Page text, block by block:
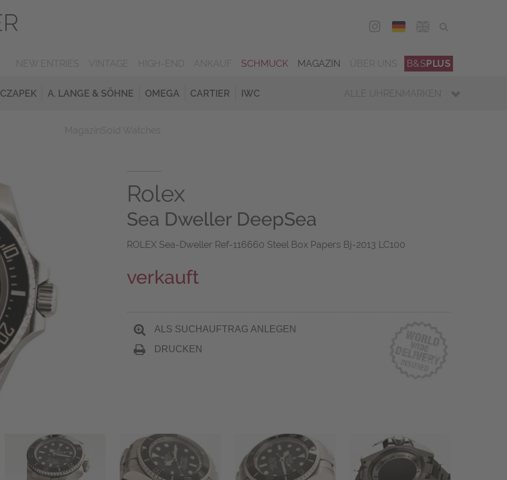
DEU
SCHMUCK MAGAZIN B&SPLUS
CZAPEK A. LANGE & SÖHNE OMEGA CARTIER IWC ALLE UHRENMARKEN
Rolex
Sea Dweller DeepSea
ROLEX Sea-Dweller Ref-116660 Steel Box Papers Bj-2013 LC100
verkauft
ALS SUCHAUFTRAG ANLEGEN
DRUCKEN